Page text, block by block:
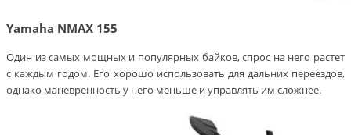
Yamaha NMAX 155
Один из самых мощных и популярных байков, спрос на него растет
с каждым годом. Его хорошо использовать для дальних переездов,
однако маневренность у него меньше и управлять им сложнее.